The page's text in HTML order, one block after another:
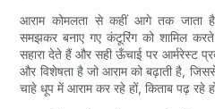
आराम कोमलता से कहीं आगे तक जाता
समझकर बनाए गए कंटूरिंग को शामिल
सहारा देते हैं और सही ऊँचाई पर आर्मरेस्ट
और विशेषता है जो आराम को बढ़ाती है,
चाहे धूप में आराम कर रहे हों, किताब पढ़ रहे